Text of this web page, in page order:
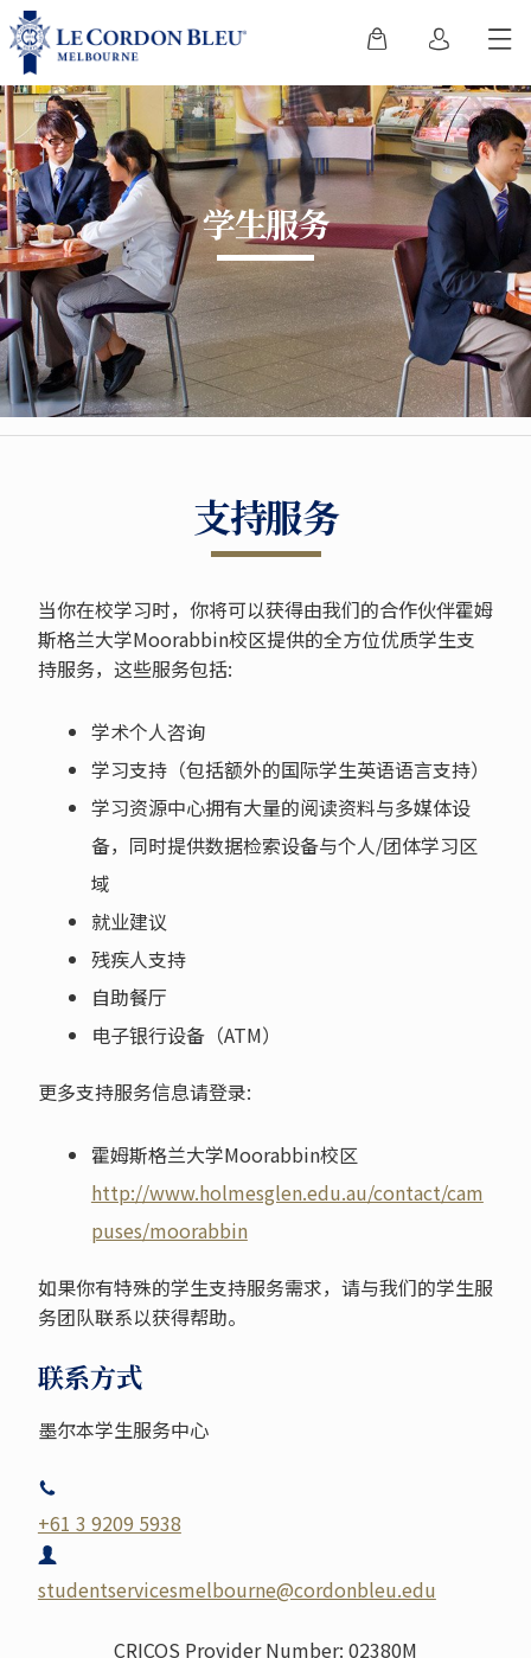
学生服务
支持服务
当你在校学习时，你将可以获得由我们的合作伙伴霍姆
斯格兰大学Moorabbin校区提供的全方位优质学生支
持服务，这些服务包括:
学术个人咨询
学习支持（包括额外的国际学生英语语言支持）
学习资源中心拥有大量的阅读资料与多媒体设
备，同时提供数据检索设备与个人/团体学习区
域
就业建议
残疾人支持
自助餐厅
电子银行设备（ATM）
更多支持服务信息请登录:
霍姆斯格兰大学Moorabbin校区
http://www.holmesglen.edu.au/contact/cam
puses/moorabbin
如果你有特殊的学生支持服务需求，请与我们的学生服
务团队联系以获得帮助。
联系方式
墨尔本学生服务中心
+61 3 9209 5938
studentservicesmelbourne@cordonbleu.edu
CRICOS Provider Number: 02380M